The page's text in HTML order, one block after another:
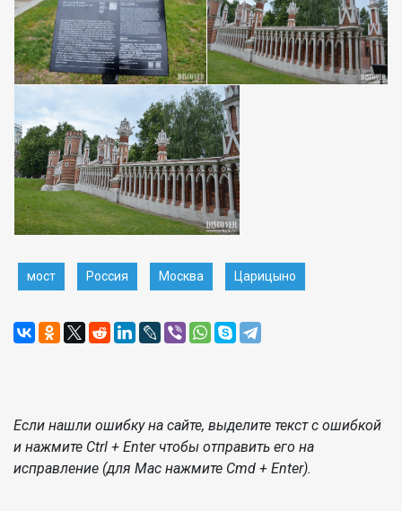
мост Россия Москва Царицыно
Если нашли ошибку на сайте, выделите текст с ошибкой
и нажмите Ctrl + Enter чтобы отправить его на
исправление (для Mac нажмите Cmd + Enter).